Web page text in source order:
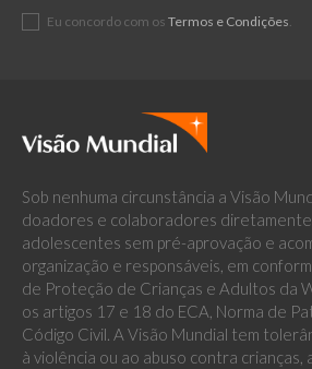
Eu concordo com os Termos e Condições.
Sob nenhuma circunstância a Visão
doadores e colaboradores diretamente
adolescentes sem pré-aprovação e
organização e responsáveis, em
de Proteção de Crianças e Adultos da
os artigos 17 e 18 do ECA, Norma de
Código Civil. A Visão Mundial tem
à violência ou ao abuso contra